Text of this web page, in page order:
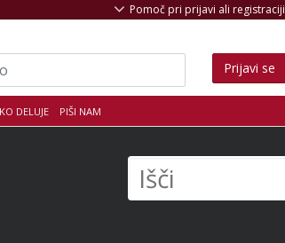
DELUJE PIŠI NAM
Pomoč pri prijavi ali registraciji
Prijavi se